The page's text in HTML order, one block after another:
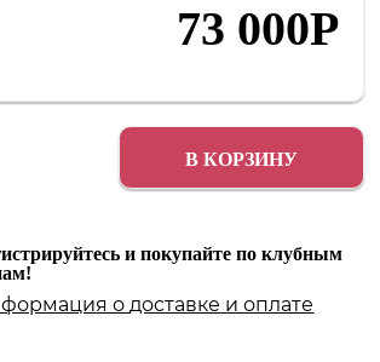
73 000Р
В КОРЗИНУ
и покупайте по клубным
одоставке иоплате